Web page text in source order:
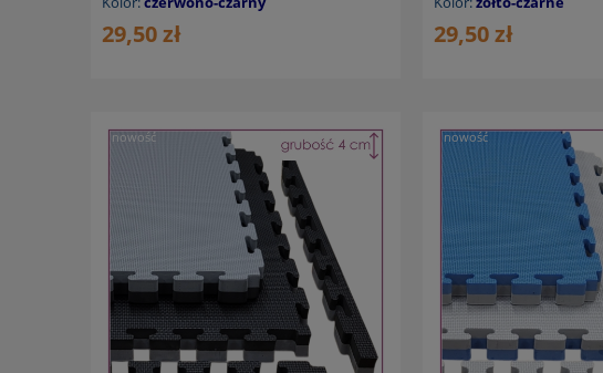
29,50 zł 29,50 zł
nowość nowość